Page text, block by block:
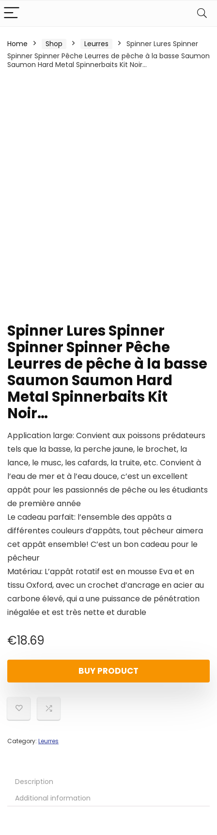
Home Shop Leurres
Spinner Lures Spinner
Spinner Spinner Pêche Leurres de pêche à la basse Saumon
Saumon Hard Metal Spinnerbaits Kit Noir…
Spinner Lures Spinner
Spinner Spinner Pêche
Leurres de pêche à la basse
Saumon Saumon Hard
Metal Spinnerbaits Kit
Noir…
Application large: Convient aux poissons prédateurs
tels que la basse, la perche jaune, le brochet, la
lance, le musc, les cafards, la truite, etc. Convient à
l’eau de mer et à l’eau douce, c’est un excellent
appât pour les passionnés de pêche ou les étudiants
de première année
Le cadeau parfait: l’ensemble des appâts a
différentes couleurs d’appâts, tout pêcheur aimera
cet appât ensemble! C’est un bon cadeau pour le
pêcheur
Matériau: L’appât rotatif est en mousse Eva et en
tissu Oxford, avec un crochet d’ancrage en acier au
carbone élevé, qui a une puissance de pénétration
inégalée et est très nette et durable
€18.69
BUY PRODUCT
Category: Leurres
Description
Additional information